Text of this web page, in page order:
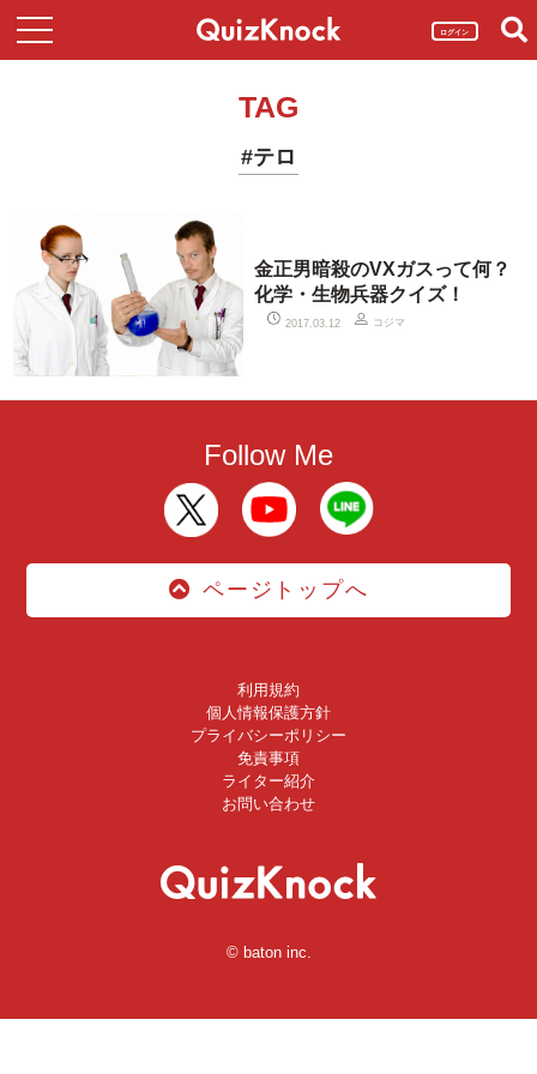
ログイン
TAG
#テロ
金正男暗殺のVXガスって何？
化学・生物兵器クイズ！
2017.03.12 コジマ
Follow Me
ページトップへ
利用規約
個人情報保護方針
プライバシーポリシー
免責事項
ライター紹介
お問い合わせ
© baton inc.